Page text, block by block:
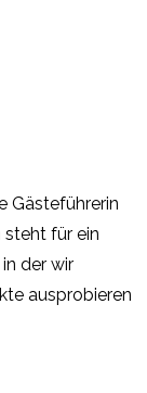
Gästeführerin
steht für ein
der wir
ausprobieren